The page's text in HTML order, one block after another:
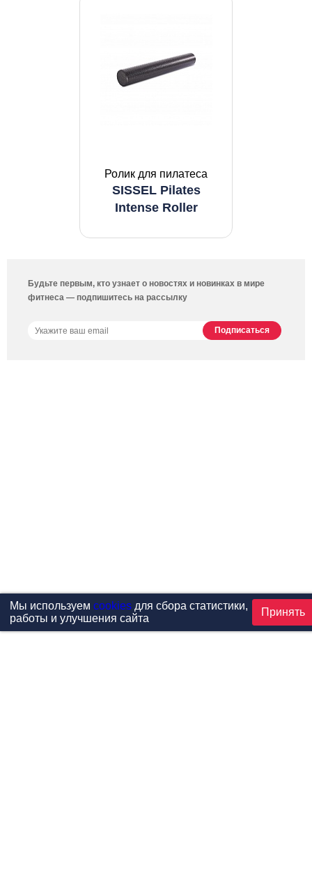
Ролик для пилатеса
SISSEL Pilates
Intense Roller
Будьте первым, кто узнает о новостях и новинках в мире
фитнеса — подпишитесь на рассылку
Мы используем cookiesдля сбора статистики,
работы и улучшения сайта
Принять